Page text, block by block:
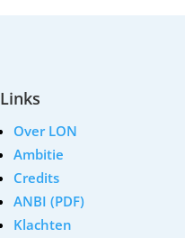
Links
Over LON
Ambitie
Credits
ANBI (PDF)
Klachten